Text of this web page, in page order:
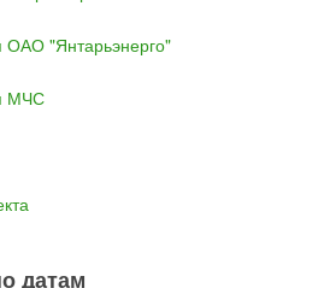
"Янтарьэнерго"
МЧС
датам